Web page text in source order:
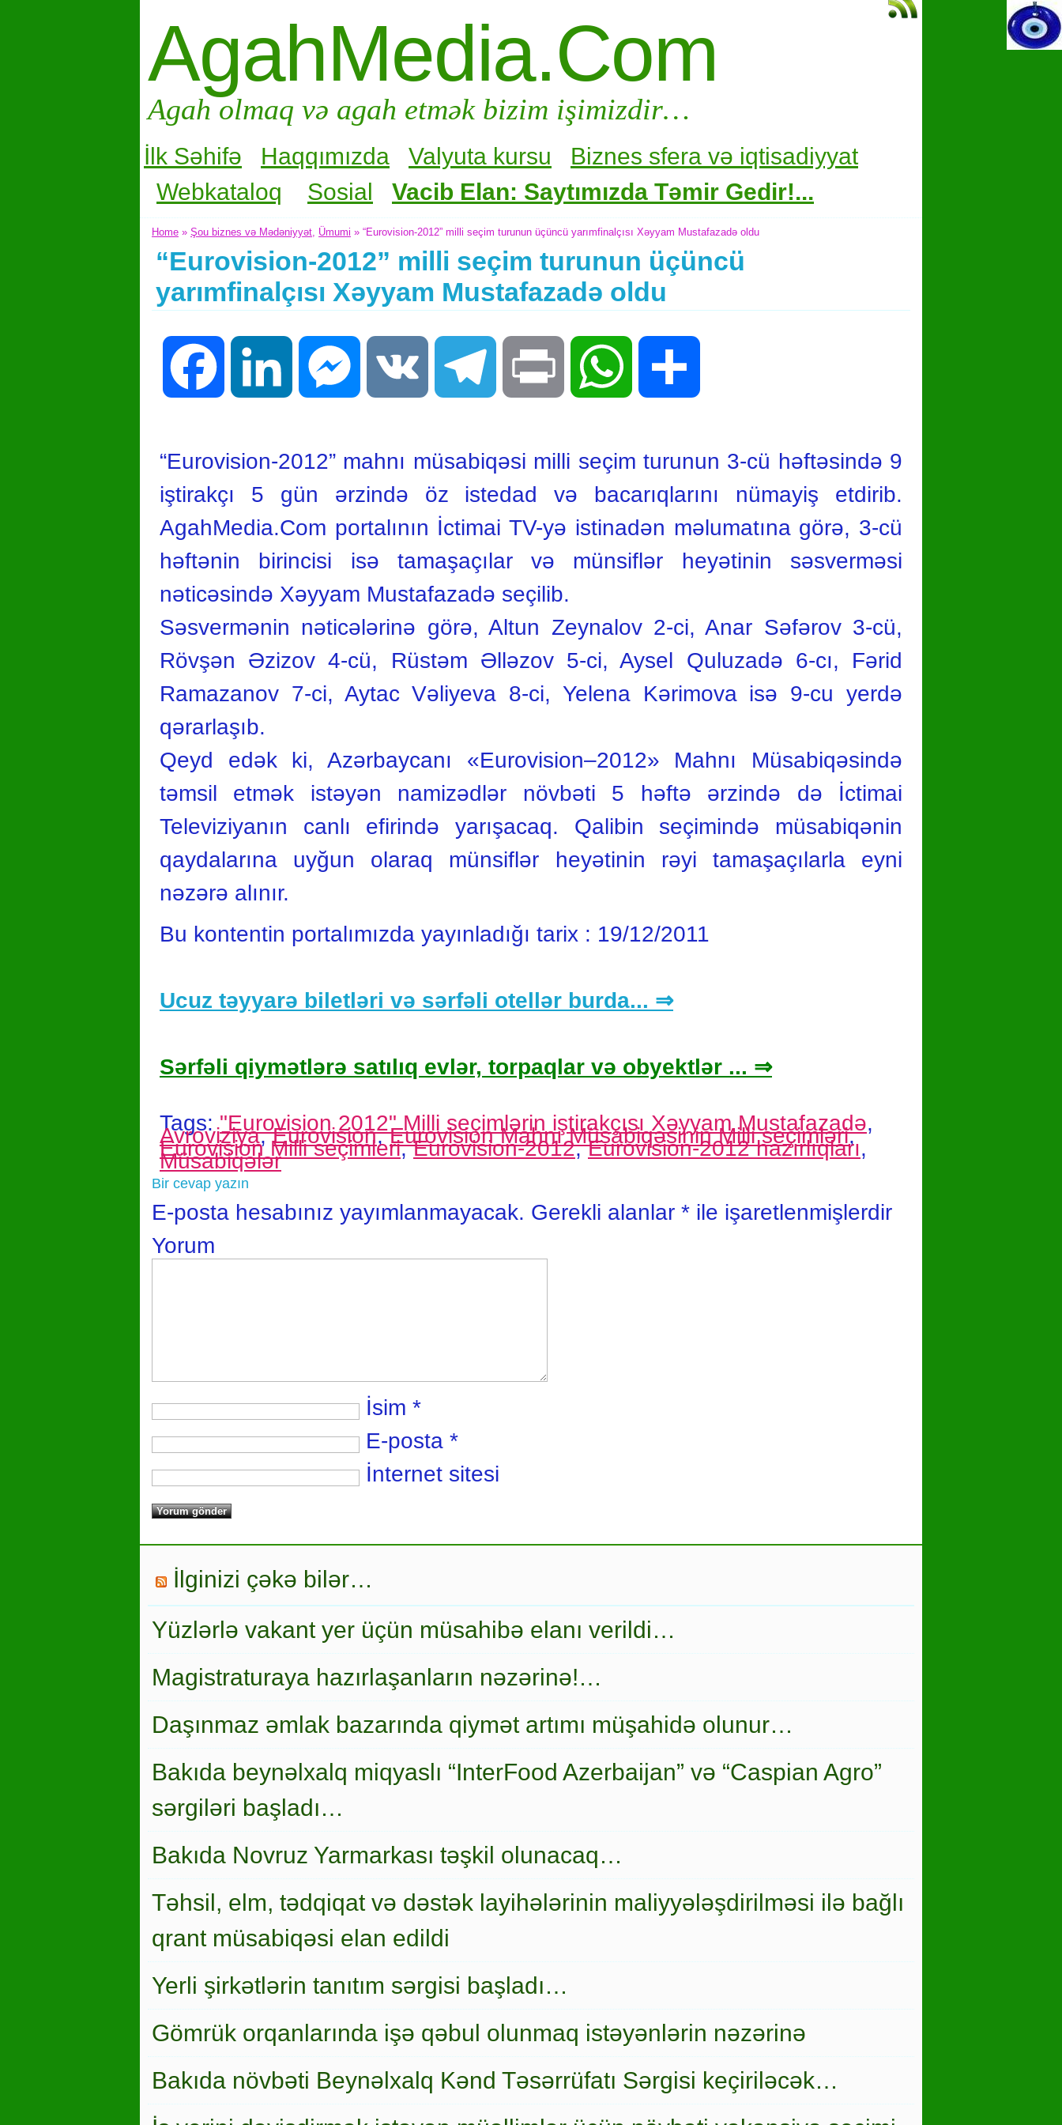
AgahMedia.Com
Agah olmaq və agah etmək bizim işimizdir…
İlk Səhifə Haqqımızda Valyuta kursu Biznes sfera və iqtisadiyyat
Webkataloq
Sosial Vacib Elan: Saytımızda Təmir Gedir!...
Home » Şou biznes və Mədəniyyət Ümumi » “Eurovision-2012” milli seçim turunun üçüncü yarımfinalçısı Xəyyam Mustafazadə oldu
“Eurovision-2012” milli seçim turunun üçüncü
yarımfinalçısı Xəyyam Mustafazadə oldu
Facebook LinkedIn Messenger VK Print WhatsApp
“Eurovision-2012” mahnı müsabiqəsi milli seçim turunun 3-cü həftəsində 9
iştirakçı 5 gün ərzində öz istedad və bacarıqlarını nümayiş etdirib.
AgahMedia.Com portalının İctimai TV-yə istinadən məlumatına görə, 3-cü
həftənin birincisi isə tamaşaçılar və münsiflər heyətinin səsverməsi
nəticəsində Xəyyam Mustafazadə seçilib.
Səsvermənin nəticələrinə görə, Altun Zeynalov 2-ci, Anar Səfərov 3-cü,
Rövşən Əzizov 4-cü, Rüstəm Əlləzov 5-ci, Aysel Quluzadə 6-cı, Fərid
Ramazanov 7-ci, Aytac Vəliyeva 8-ci, Yelena Kərimova isə 9-cu yerdə
qərarlaşıb.
Qeyd edək ki, Azərbaycanı «Eurovision–2012» Mahnı Müsabiqəsində
təmsil etmək istəyən namizədlər növbəti 5 həftə ərzində də İctimai
Televiziyanın canlı efirində yarışacaq. Qalibin seçimində müsabiqənin
qaydalarına uyğun olaraq münsiflər heyətinin rəyi tamaşaçılarla eyni
nəzərə alınır.
Bu kontentin portalımızda yayınladığı tarix : 19/12/2011
Ucuz təyyarə biletləri və sərfəli otellər burda... ⇒
Sərfəli qiymətlərə satılıq evlər, torpaqlar və obyektlər ... ⇒
Tags:"Eurovision 2012" Milli seçimlərin iştirakçısı Xəyyam Mustafazadə,
Avroviziya,Eurovision,Eurovision Mahnı Müsabiqəsinin Milli seçimləri,
Eurovision Milli seçimleri,Eurovision-2012,Eurovision-2012 hazırlıqları,
Müsabiqələr
Bir cevap yazın
E-posta hesabınız yayımlanmayacak. Gerekli alanlar * ile işaretlenmişlerdir
Yorum
İsim *
E-posta *
İnternet sitesi
İlginizi çəkə bilər…
Yüzlərlə vakant yer üçün müsahibə elanı verildi…
Magistraturaya hazırlaşanların nəzərinə!…
Daşınmaz əmlak bazarında qiymət artımı müşahidə olunur…
Bakıda beynəlxalq miqyaslı “InterFood Azerbaijan” və “Caspian Agro”
sərgiləri başladı…
Bakıda Novruz Yarmarkası təşkil olunacaq…
Təhsil, elm, tədqiqat və dəstək layihələrinin maliyyələşdirilməsi ilə bağlı
qrant müsabiqəsi elan edildi
Yerli şirkətlərin tanıtım sərgisi başladı…
Gömrük orqanlarında işə qəbul olunmaq istəyənlərin nəzərinə
Bakıda növbəti Beynəlxalq Kənd Təsərrüfatı Sərgisi keçiriləcək…